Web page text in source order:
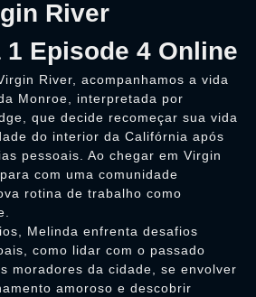
River
1 Episode 4 Online
River, acompanhamos a vida
Monroe, interpretada por
que decide recomeçar sua vida
do interior da Califórnia após
pessoais. Ao chegar em Virgin
com uma comunidade
rotina de trabalho como
Melinda enfrenta desafios
como lidar com o passado
moradores da cidade, se envolver
amoroso e descobrir